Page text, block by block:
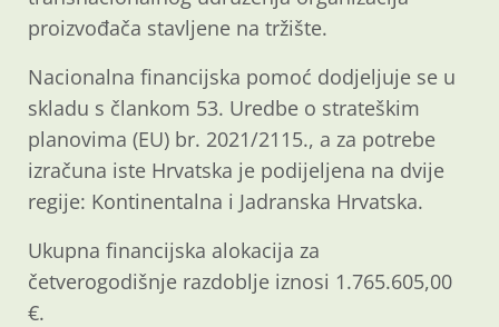
proizvođača stavljene na tržište.
Nacionalna financijska pomoć dodjeljuje se u
skladu s člankom 53. Uredbe o strateškim
planovima (EU) br. 2021/2115., a za potrebe
izračuna iste Hrvatska je podijeljena na dvije
regije: Kontinentalna i Jadranska Hrvatska.
Ukupna financijska alokacija za
četverogodišnje razdoblje iznosi 1.765.605,00
€.